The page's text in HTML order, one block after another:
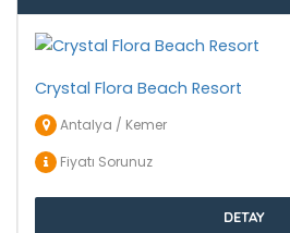
Crystal Flora Beach Resort
Antalya / Kemer
Fiyatı Sorunuz
DETAY